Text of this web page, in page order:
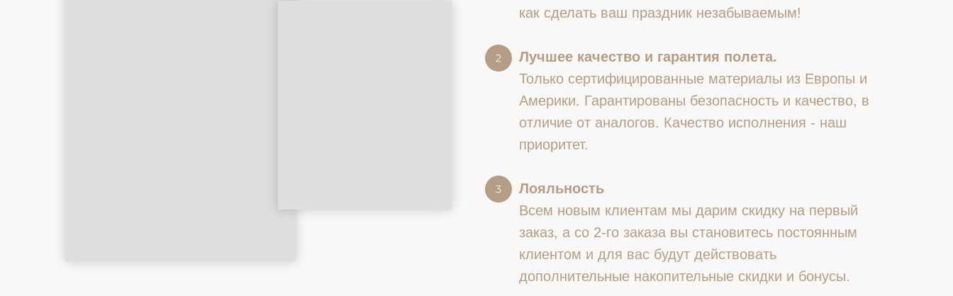
как сделать ваш праздник незабываемым!
Лучшее качество и гарантия полета.
Только сертифицированные материалы из Европы и
Америки. Гарантированы безопасность и качество, в
отличие от аналогов. Качество исполнения - наш
приоритет.
Лояльность
Всем новым клиентам мы дарим скидку на первый
заказ, а со 2-го заказа вы становитесь постоянным
клиентом и для вас будут действовать
дополнительные накопительные скидки и бонусы.